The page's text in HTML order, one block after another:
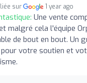
sur 1 year ago
Une vente
malgré cela l'équipe
de bout en bout. Un
votre soutien et